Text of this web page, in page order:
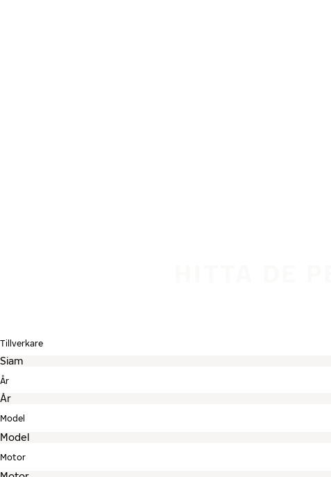
Tillverkare
År
Model
Motor